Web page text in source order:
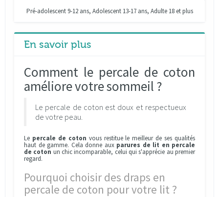
Pré-adolescent 9-12 ans, Adolescent 13-17 ans, Adulte 18 et plus
En savoir plus
Comment le percale de coton
améliore votre sommeil ?
Le percale de coton est doux et respectueux
de votre peau.
Le percale de coton vous restitue le meilleur de ses qualités
haut de gamme. Cela donne aux parures de lit en percale
de coton un chic incomparable, celui qui s'apprécie au premier
regard.
Pourquoi choisir des draps en
percale de coton pour votre lit ?